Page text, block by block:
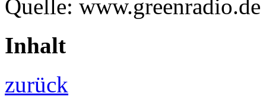
Quelle: www.greenradio.de
Inhalt
zurück